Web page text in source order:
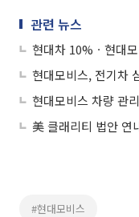
관련 뉴스
#현대모비스